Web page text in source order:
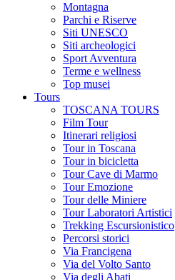
Montagna
Parchi e Riserve
Siti UNESCO
Siti archeologici
Sport Avventura
Terme e wellness
Top musei
Tours
TOSCANA TOURS
Film Tour
Itinerari religiosi
Tour in Toscana
Tour in bicicletta
Tour Cave di Marmo
Tour Emozione
Tour delle Miniere
Tour Laboratori Artistici
Trekking Escursionistico
Percorsi storici
Via Francigena
Via del Volto Santo
Via degli Abati